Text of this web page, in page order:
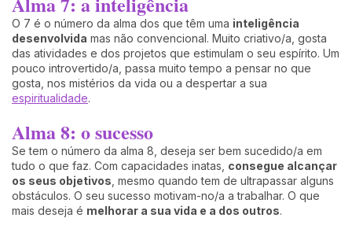
O 7 é o número da alma dos que têm uma inteligência
desenvolvida mas não convencional. Muito criativo/a, gosta
das atividades e dos projetos que estimulam o seu espírito. Um
pouco introvertido/a, passa muito tempo a pensar no que
gosta, nos mistérios da vida ou a despertar a sua
espiritualidade.
Alma 8: o sucesso
Se tem o número da alma 8, deseja ser bem sucedido/a em
tudo o que faz. Com capacidades inatas, consegue alcançar
os seus objetivos , mesmo quando tem de ultrapassar alguns
obstáculos. O seu sucesso motivam-no/a a trabalhar. O que
mais deseja é melhorar a sua vida e a dos outros.